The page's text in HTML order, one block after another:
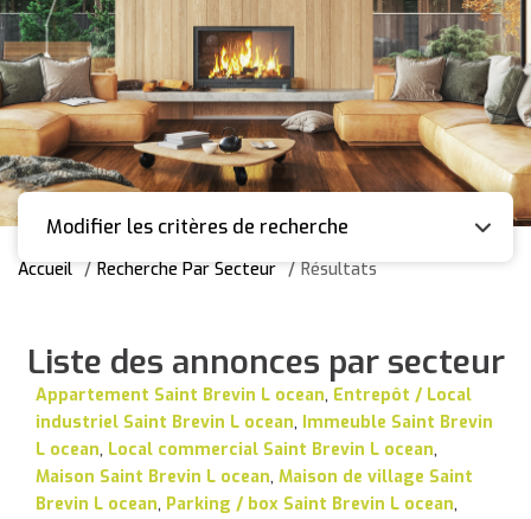
Modifier les critères de recherche
Accueil Recherche Par Secteur Résultats
Liste des annonces par secteur
Appartement Saint Brevin L ocean, Entrepôt / Local
industriel Saint Brevin L ocean, Immeuble Saint Brevin
L ocean, Local commercial Saint Brevin L ocean,
Maison Saint Brevin L ocean, Maison de village Saint
Brevin L ocean, Parking / box Saint Brevin L ocean,